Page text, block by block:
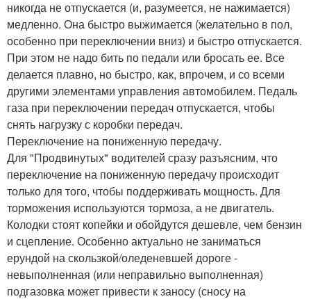
никогда не отпускается (и, разумеется, не нажимается)
медленно. Она быстро выжимается (желательно в пол,
особенно при переключении вниз) и быстро отпускается.
При этом не надо бить по педали или бросать ее. Все
делается плавно, но быстро, как, впрочем, и со всеми
другими элементами управления автомобилем. Педаль
газа при переключении передач отпускается, чтобы
снять нагрузку с коробки передач.
Переключение на пониженную передачу.
Для "Продвинутых" водителей сразу разъясним, что
переключение на пониженную передачу происходит
только для того, чтобы поддерживать мощность. Для
торможения используются тормоза, а не двигатель.
Колодки стоят копейки и обойдутся дешевле, чем бензин
и сцепление. Особенно актуально не заниматься
ерундой на скользкой/оледеневшей дороге -
невыполненная (или неправильно выполненная)
подгазовка может привести к заносу (сносу на